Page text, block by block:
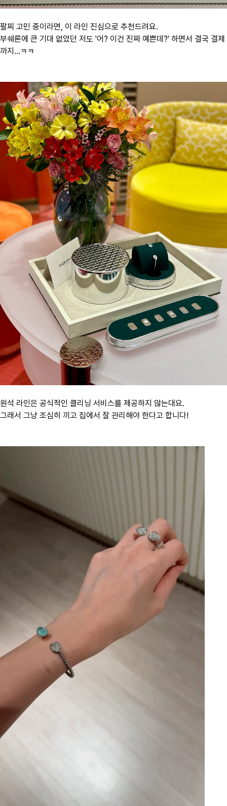
팔찌 고민 중이라면, 이 라인 진심으로 추천드려요.
부쉐론에 큰 기대 없었던 저도 '어? 이건 진짜 예쁜데?' 하면서 결국 결제
까지…ㅋㅋ
원석 라인은 공식적인 클리닝 서비스를 제공하지 않는대요.
그래서 그냥 조심히 끼고 집에서 잘 관리해야 한다고 합니다!